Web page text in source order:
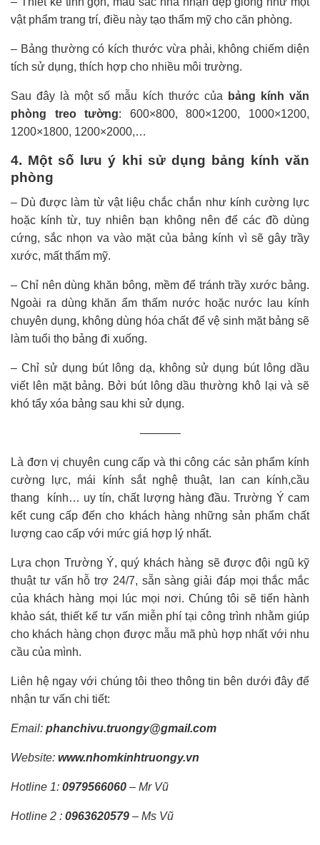
vật phẩm trang trí, điều này tạo thẩm mỹ cho căn phòng.
– Bảng thường có kích thước vừa phải, không chiếm diện
tích sử dụng, thích hợp cho nhiều môi trường.
Sau đây là một số mẫu kích thước của
bảng kính văn
phòng treo tường: 600×800, 800×1200, 1000×1200,
1200×1800, 1200×2000,…
4. Một số lưu ý khi sử dụng bảng kính văn
phòng
– Dù được làm từ vật liệu chắc chắn như kính cường lực
hoặc kính từ, tuy nhiên bạn không nên để các đồ dùng
cứng, sắc nhọn va vào mặt của bảng kính vì sẽ gây trầy
xước, mất thẩm mỹ.
– Chỉ nên dùng khăn bông, mềm để tránh trầy xước bảng.
Ngoài ra dùng khăn ẩm thấm nước hoặc nước lau kính
chuyên dụng, không dùng hóa chất để vệ sinh mặt bảng sẽ
làm tuổi thọ bảng đi xuống.
– Chỉ sử dụng bút lông dạ, không sử dụng bút lông dầu
viết lên mặt bảng. Bởi bút lông dầu thường khô lại và sẽ
khó tẩy xóa bảng sau khi sử dụng.
———–
Là đơn vị chuyên cung cấp và thi công các sản phẩm kính
cường lực, mái kính sắt nghệ thuật, lan can kính,cầu
thang kính… uy tín, chất lượng hàng đầu. Trường Ý cam
kết cung cấp đến cho khách hàng những sản phẩm chất
lượng cao cấp với mức giá hợp lý nhất.
Lựa chọn Trường Ý, quý khách hàng sẽ được đội ngũ kỹ
thuật tư vấn hỗ trợ 24/7, sẵn sàng giải đáp mọi thắc mắc
của khách hàng mọi lúc mọi nơi. Chúng tôi sẽ tiến hành
khảo sát, thiết kế tư vấn miễn phí tại công trình nhằm giúp
cho khách hàng chọn được mẫu mã phù hợp nhất với nhu
cầu của mình.
Liên hệ ngay với chúng tôi theo thông tin bên dưới đây để
nhận tư vấn chi tiết:
Email: phanchivu.truongy@gmail.com
Website: www.nhomkinhtruongy.vn
Hotline 1: 0979566060 – Mr Vũ
Hotline 2 : 0963620579 – Ms Vũ